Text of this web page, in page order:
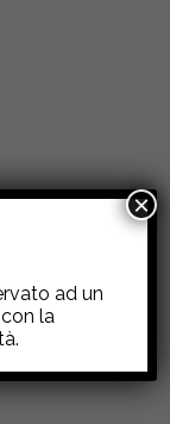
ad un
la
×